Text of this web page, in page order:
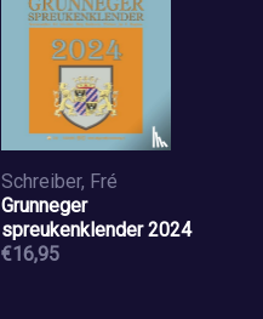
Schreiber, Fré
Grunneger
spreukenklender 2024
€16,95